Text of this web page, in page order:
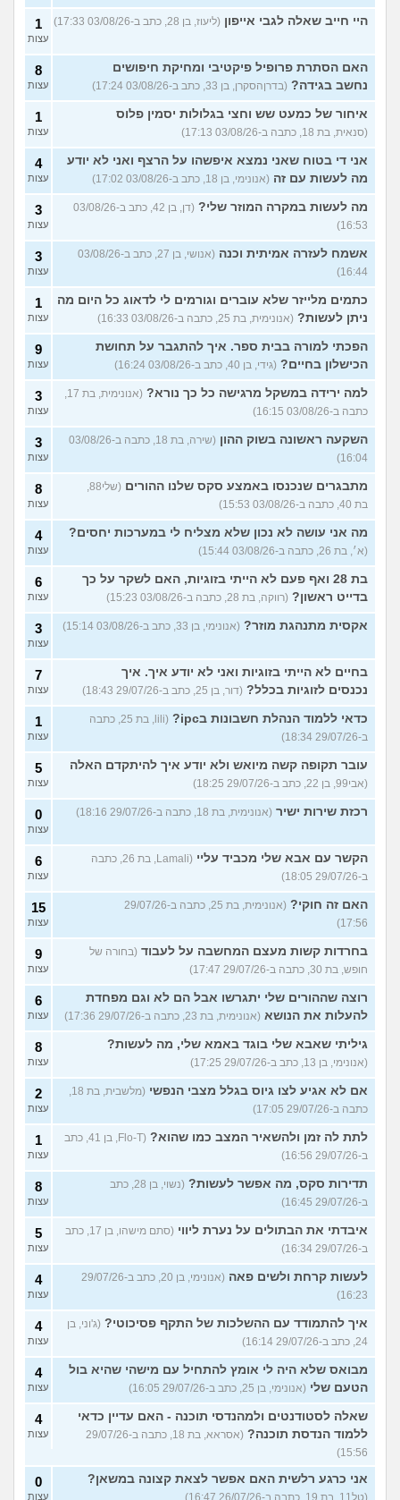
היי חייב שאלה לגבי אייפון (ליעוז, בן 28, כתב ב-03/08/26 17:33) 1
עצות
האם הסתרת פרופיל פיקטיבי ומחיקת חיפושים
נחשב בגידה? (בדרןהסקרן, בן 33, כתב ב-03/08/26 17:24)
8
עצות
איחור של כמעט שש וחצי בגלולות יסמין פלוס
(סנאית, בת 18, כתבה ב-03/08/26 17:13)
1
עצות
אני די בטוח שאני נמצא איפשהו על הרצף ואני לא יודע
מה לעשות עם זה (אנונימי, בן 18, כתב ב-03/08/26 17:02)
4
עצות
מה לעשות במקרה המוזר שלי?
(דן, בן 42, כתב ב-03/08/26
16:53)
3
עצות
אשמח לעזרה אמיתית וכנה
(אנושי, בן 27, כתב ב-03/08/26
16:44)
3
עצות
כתמים מלייזר שלא עוברים וגורמים לי לדאוג כל היום מה
ניתן לעשות? (אנונימית, בת 25, כתבה ב-03/08/26 16:33)
1
עצות
הפכתי למורה בבית ספר. איך להתגבר על תחושת
הכישלון בחיים? (גידי, בן 40, כתב ב-03/08/26 16:24)
9
עצות
למה ירידה במשקל מרגישה כל כך נורא?
כתבה ב-03/08/26 16:15)
3
עצות
השקעה ראשונה בשוק ההון
(שירה, בת 18, כתבה ב-03/08/26
16:04)
3
עצות
מתבגרים שנכנסו באמצע סקס שלנו ההורים
בת 40, כתבה ב-03/08/26 15:53)
8
עצות
מה אני עושה לא נכון שלא מצליח לי במערכות יחסים?
(א׳, בת 26, כתבה ב-03/08/26 15:44)
4
עצות
בת 28 ואף פעם לא הייתי בזוגיות, האם לשקר על כך
בדייט ראשון? (רווקה, בת 28, כתבה ב-03/08/26 15:23)
6
עצות
אקסית מתנהגת מוזר? (אנונימי, בן 33, כתב ב-03/08/26 15:14) 3
עצות
בחיים לא הייתי בזוגיות ואני לא יודע איך. איך
נכנסים לזוגיות בכלל? (דור, בן 25, כתב ב-29/07/26 18:43)
7
עצות
כדאי ללמוד הנהלת חשבונות בipc?
(lili, בת 25, כתבה
ב-29/07/26 18:34)
1
עצות
עובר תקופה קשה מיואש ולא יודע איך להיתקדם האלה
(אבי99, בן 22, כתב ב-29/07/26 18:25)
5
עצות
רכזת שירות ישיר (אנונימית, בת 18, כתבה ב-29/07/26 18:16) 0
עצות
הקשר עם אבא שלי מכביד עליי
(Lamali, בת 26, כתבה
ב-29/07/26 18:05)
6
עצות
האם זה חוקי?
(אנונימית, בת 25, כתבה ב-29/07/26
17:56)
15
עצות
בחרדות קשות מעצם המחשבה על לעבוד (בחורה של
חופש, בת 30, כתבה ב-29/07/26 17:47)
9
עצות
רוצה שההורים שלי יתגרשו אבל הם לא וגם מפחדת
להעלות את הנושא (אנונימית, בת 23, כתבה ב-29/07/26 17:36)
6
עצות
גיליתי שאבא שלי בוגד באמא שלי, מה לעשות?
(אנונימי, בן 13, כתב ב-29/07/26 17:25)
8
עצות
אם לא אגיע לצו גיוס בגלל מצבי הנפשי
כתבה ב-29/07/26 17:05)
2
עצות
לתת לה זמן ולהשאיר המצב כמו שהוא?
(Flo-T, בן 41, כתב
ב-29/07/26 16:56)
1
עצות
תדירות סקס, מה אפשר לעשות?
(נשוי, בן 28, כתב
ב-29/07/26 16:45)
8
עצות
איבדתי את הבתולים על נערת ליווי
(סתם מישהו, בן 17, כתב
ב-29/07/26 16:34)
5
עצות
לעשות קרחת ולשים פאה
(אנונימי, בן 20, כתב ב-29/07/26
16:23)
4
עצות
איך להתמודד עם ההשלכות של התקף פסיכוטי? (ג'וני, בן
24, כתב ב-29/07/26 16:14)
4
עצות
מבואס שלא היה לי אומץ להתחיל עם מישהי שהיא בול
הטעם שלי (אנונימי, בן 25, כתב ב-29/07/26 16:05)
4
עצות
שאלה לסטודנטים ולמהנדסי תוכנה - האם עדיין כדאי
ללמוד הנדסת תוכנה?
(אסראא, בת 18, כתבה ב-29/07/26
15:56)
4
עצות
אני כרגע רלשית האם אפשר לצאת קצונה במשאן?
(טל11, בת 19, כתבה ב-26/07/26 16:47)
0
עצות